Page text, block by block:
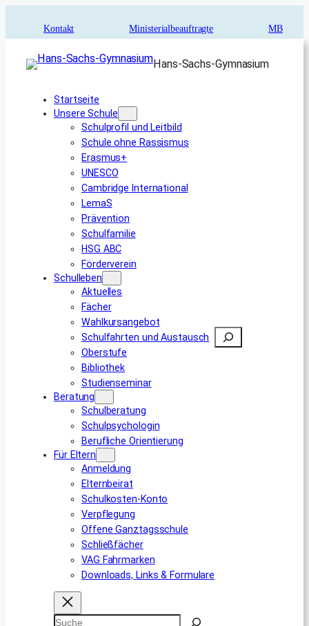
springen
Kontakt Ministerialbeauftragte MB
Hans-Sachs-Gymnasium
Startseite
Unsere Schule
Schulprofil und Leitbild
Schule ohne Rassismus
Erasmus+
UNESCO
Cambridge International
LemaS
Prävention
Schulfamilie
HSG ABC
Förderverein
Schulleben
Aktuelles
Fächer
Wahlkursangebot
Schulfahrten und Austausch
Oberstufe
Bibliothek
Studienseminar
Beratung
Schulberatung
Schulpsychologin
Berufliche Orientierung
Für Eltern
Anmeldung
Elternbeirat
Schulkosten-Konto
Verpflegung
Offene Ganztagsschule
Schließfächer
VAG Fahrmarken
Downloads, Links & Formulare
Suchen
Suchen